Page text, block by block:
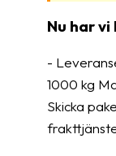
Nu har
-
1000 kg
Skicka